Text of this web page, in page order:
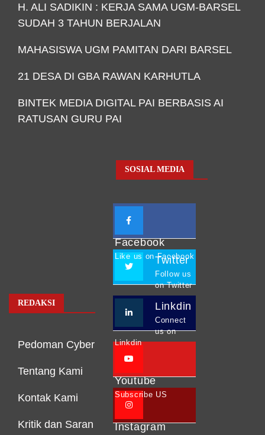
H. ALI SADIKIN : KERJA SAMA UGM-BARSEL
SUDAH 3 TAHUN BERJALAN
MAHASISWA UGM PAMITAN DARI BARSEL
21 DESA DI GBA RAWAN KARHUTLA
BINTEK MEDIA DIGITAL PAI BERBASIS AI
RATUSAN GURU PAI
REDAKSI
Pedoman Cyber
Tentang Kami
Kontak Kami
Kritik dan Saran
SOSIAL MEDIA
Facebook
Like us on Facebook
Twitter
Follow us
on Twitter
Linkdin
Connect
us on
Linkdin
Youtube
Subscribe US
Instagram